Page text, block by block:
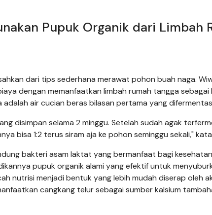
Pupuk Organik dari Limbah
dari tips sederhana merawat pohon buah naga.
dengan memanfaatkan limbah rumah tangga sebagai
air cucian beras bilasan pertama yang
disimpan selama 2 minggu. Setelah sudah agak
bisa 1:2 terus siram aja ke pohon seminggu sekali,"
bakteri asam laktat yang bermanfaat bagi
pupuk organik alami yang efektif untuk
nutrisi menjadi bentuk yang lebih mudah diserap oleh
cangkang telur sebagai sumber kalsium